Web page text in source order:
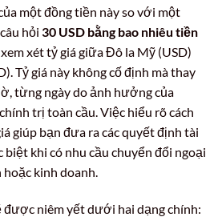
một đồng tiền này so với một
hỏi 30 USD bằng bao nhiêu tiền
xét tỷ giá giữa Đô la Mỹ (USD)
Tỷ giá này không cố định mà thay
từng ngày do ảnh hưởng của
trị toàn cầu. Việc hiểu rõ cách
giúp bạn đưa ra các quyết định tài
khi có nhu cầu chuyển đổi ngoại
hoặc kinh doanh.
được niêm yết dưới hai dạng chính: